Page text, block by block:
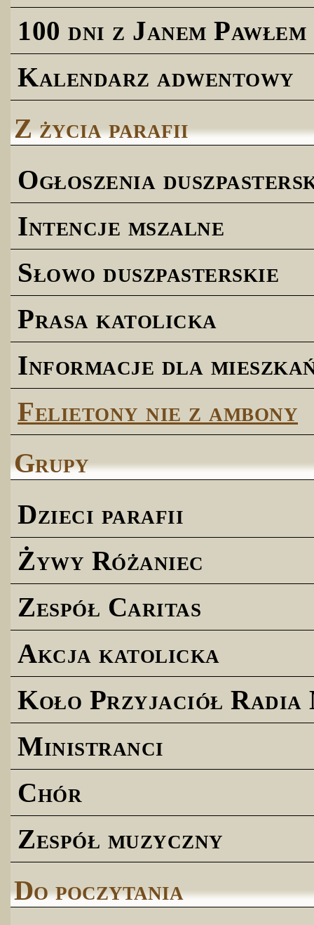
100 dni z Janem
Kalendarz adwentowy
Z życia parafii
Ogłoszenia
Intencje mszalne
Słowo duszpasterskie
Prasa katolicka
Informacje dla
Felietony nie z ambony
Grupy
Dzieci parafii
Żywy Różaniec
Zespół Caritas
Akcja katolicka
Koło Przyjaciół
Ministranci
Chór
Zespół muzyczny
Do poczytania